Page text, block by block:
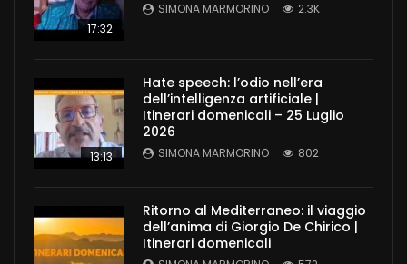
17:32
SIMONA MARMORINO 2.3K
13:13
Hate speech: l’odio nell’era
dell’intelligenza artificiale |
Itinerari domenicali – 25 Luglio
2026
SIMONA MARMORINO 802
Ritorno al Mediterraneo: il viaggio
dell’anima di Giorgio De Chirico |
Itinerari domenicali